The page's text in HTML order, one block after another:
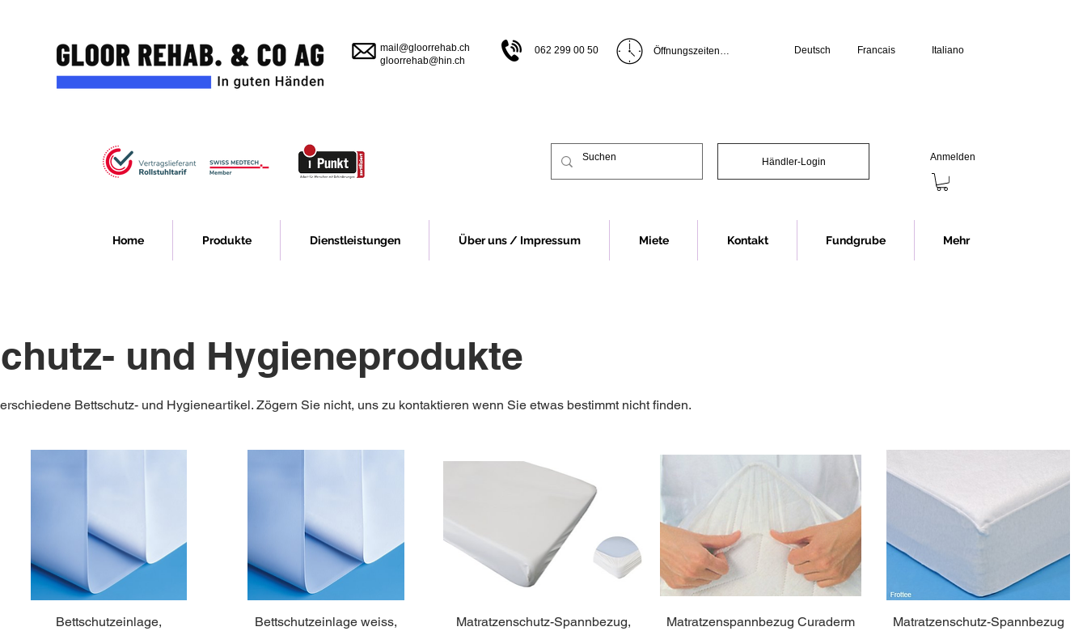
mail@gloorrehab.ch
gloorrehab@hin.ch
062 299 00 50
Öffnungszeiten
Öffnungszeiten Showroom (Anmeldung erforderlich):
Montag 13.00 bis 16.30 Uhr
Vor Feiertagen schliessen wir jeweils eine Stunde
Deutsch Francais Italiano
Händler-Login Anmelden
Home Produkte Dienstleistungen Über uns / Impressum Miete Kontakt Fundgrube Mehr
und Hygieneprodukte
Bettschutz- und Hygieneartikel. Zögern Sie nicht, uns zu kontaktieren wenn Sie etwas bestimmt nicht finden.
Bettschutzeinlage,
Bettschutzeinlage weiss,
Matratzenschutz-Spannbezug,
Matratzenspannbezug Curaderm
Matratzenschutz-Spannbezug